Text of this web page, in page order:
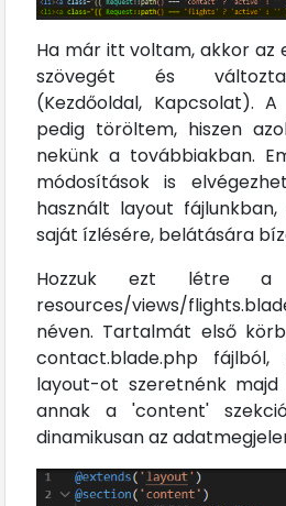
Ha már itt voltam, akkor az
szövegét és
(Kezdőoldal, Kapcsolat).
pedig töröltem, hiszen
nekünk a továbbiakban.
módosítások is
használt layout
saját ízlésére, belátására
Hozzuk ezt létre a
resources/views/
néven. Tartalmát első
contact.blade.php
layout-ot szeretnénk majd
annak a 'content'
dinamikusan az